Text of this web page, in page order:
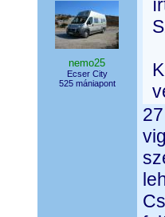
nemo25
Ecser City
525 mániapont